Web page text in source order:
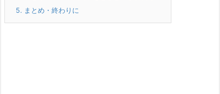
5. まとめ・終わりに